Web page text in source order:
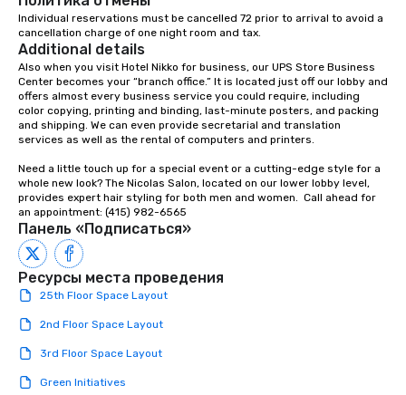
Las Vegas, Chicago,
ground support to
life.
Individual reservations must be cancelled 72 prior to arrival to avoid a
cancellation charge of one night room and tax.
Additional details
Also when you visit Hotel Nikko for business, our UPS Store Business
Center becomes your “branch office.” It is located just off our lobby and
offers almost every business service you could require, including
color copying, printing and binding, last-minute posters, and packing
and shipping. We can even provide secretarial and translation
services as well as the rental of computers and printers.
Need a little touch up for a special event or a cutting-edge style for a
whole new look? The Nicolas Salon, located on our lower lobby level,
provides expert hair styling for both men and women.  Call ahead for
an appointment: (415) 982-6565
Панель «Подписаться»
Ресурсы места проведения
25th Floor Space Layout
2nd Floor Space Layout
3rd Floor Space Layout
Green Initiatives